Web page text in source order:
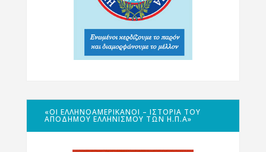
«ΟΙ ΕΛΛΗΝΟΑΜΕΡΙΚΑΝΟΊ – ΙΣΤΟΡΊΑ ΤΟΥ
ΑΠΌΔΗΜΟΥ ΕΛΛΗΝΙΣΜΟΎ ΤΩΝ Η.Π.Α»